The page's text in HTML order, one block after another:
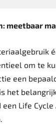
meetbaar
om te
een
het
Life Cycle